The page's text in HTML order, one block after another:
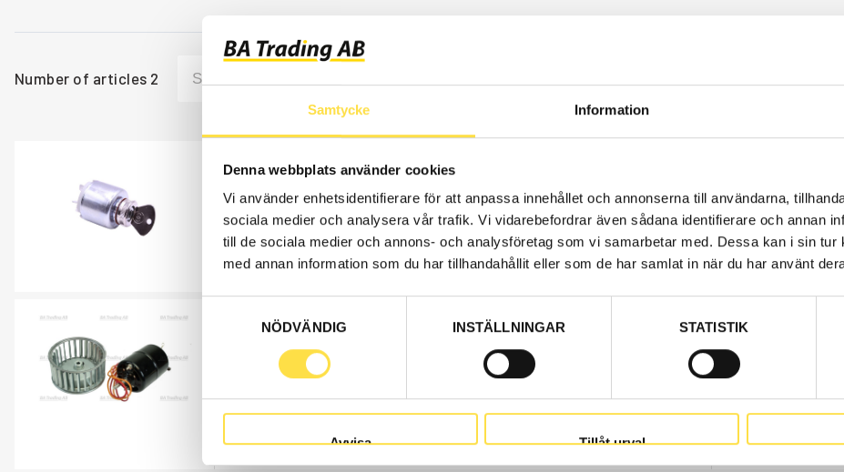
Samtycke Information
Denna webbplats använder cookies
Vi använder enhetsidentifierare för att anpassa innehållet och annonserna till användarna,
sociala medier och analysera vår trafik. Vi vidarebefordrar även sådana identifierare och annan
till de sociala medier och annons- och analysföretag som vi samarbetar med. Dessa kan i sin tur
med annan information som du har tillhandahållit eller som de har samlat in när du har använt
NÖDVÄNDIG
INSTÄLLNINGAR STATISTIK
Avvisa Tillåt urval
Number of articles 2
LOCK CYLINDER KIT
ST437
Item no.837437
SN -59471.
Åtgår1
Price, VAT
651.00
FAN ENGINE
EL053
Item no.11992053
Engine incl. paddle wheel. Adapter EL724 is required when replacing
Åtgår1
Price, VAT